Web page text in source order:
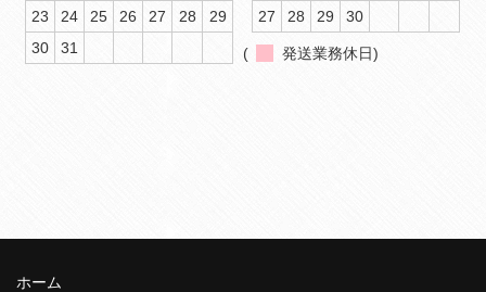
23
24 25 26 27 28
29
30
31
27
28 29 30
( 発送業務休日)
ホーム